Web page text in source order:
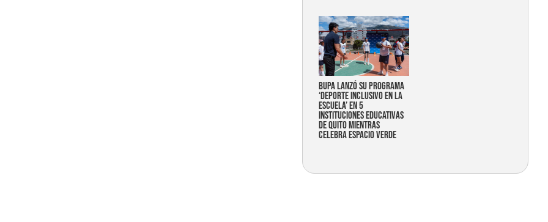
Bupa lanzó su programa
‘Deporte Inclusivo en la
Escuela’ en 5
instituciones educativas
de Quito mientras
celebra espacio verde